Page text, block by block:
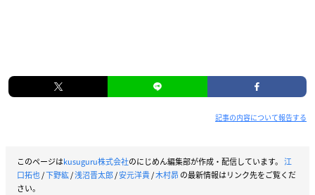
記事の内容について報告する
このページはkusuguru株式会社のにじめん編集部が作成・配信しています。 江
口拓也/下野紘/浅沼晋太郎/安元洋貴/木村昴 の最新情報はリンク先をご覧くだ
さい。